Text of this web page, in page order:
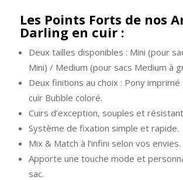
Les Points Forts de nos
Darling en cuir :
Deux tailles disponibles : Mini (pour
Mini) / Medium (pour sacs Medium à
Deux finitions au choix : Pony imprimé
cuir Bubble coloré.
Cuirs d’exception, souples et
Système de fixation simple et rapide.
Mix & Match à l’infini selon vos envies.
Apporte une touche mode et
sac.